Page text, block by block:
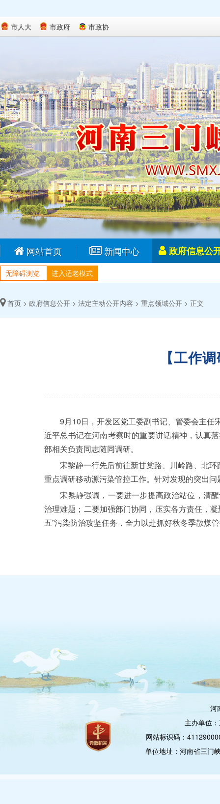
市人大 市政府 市政协
网站首页 新闻中心 政府信息公
无障碍浏览 进入适老模式
首页 > 政府信息公开 > 法定主动公开内容 > 重点领域公开 > 正文
【工作
9月10日，开发区党工委副书记、管委会主任
近平总书记在河南考察时的重要讲话精神，认真
部相关负责同志随同调研。
宋黎静一行先后前往新甘棠路、川岭路、北环
重点调研移动源污染管控工作。针对发现的突出
宋黎静强调，一要进一步提高政治站位，清醒
治理难题；二要加强部门协同，压实各方责任，
五”污染防治攻坚任务，全力以赴抓好秋冬季散煤
河
主办单位
网站标识码：
单位地址：河南省三